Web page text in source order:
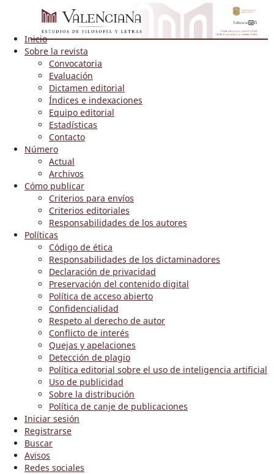
Inicio
Sobre la revista
Convocatoria
Evaluación
Dictamen editorial
Índices e indexaciones
Equipo editorial
Estadísticas
Contacto
Número
Actual
Archivos
Cómo publicar
Criterios para envíos
Criterios editoriales
Responsabilidades de los autores
Políticas
Código de ética
Responsabilidades de los dictaminadores
Declaración de privacidad
Preservación del contenido digital
Política de acceso abierto
Confidencialidad
Respeto al derecho de autor
Conflicto de interés
Quejas y apelaciones
Detección de plagio
Política editorial sobre el uso de inteligencia artificial
Uso de publicidad
Sobre la distribución
Política de canje de publicaciones
Iniciar sesión
Registrarse
Buscar
Avisos
Redes sociales